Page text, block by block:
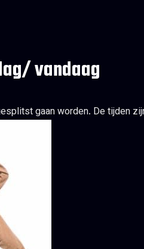
vandaag
gaan worden. De tijden